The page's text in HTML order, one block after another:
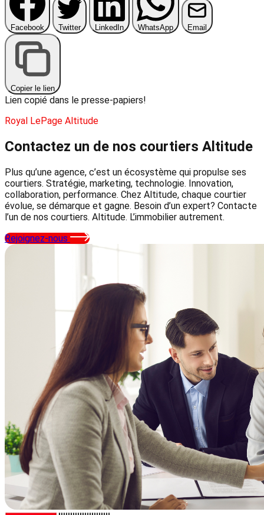
Facebook Twitter LinkedIn WhatsApp Email
Copier le lien
Lien copié dans le presse-papiers!
Royal LePage Altitude
Contactez un de nos courtiers Altitude
Plus qu’une agence, c’est un écosystème qui propulse ses
courtiers. Stratégie, marketing, technologie. Innovation,
collaboration, performance. Chez Altitude, chaque courtier
évolue, se démarque et gagne. Besoin d’un expert? Contacte
l’un de nos courtiers. Altitude. L’immobilier autrement.
Rejoignez-nous